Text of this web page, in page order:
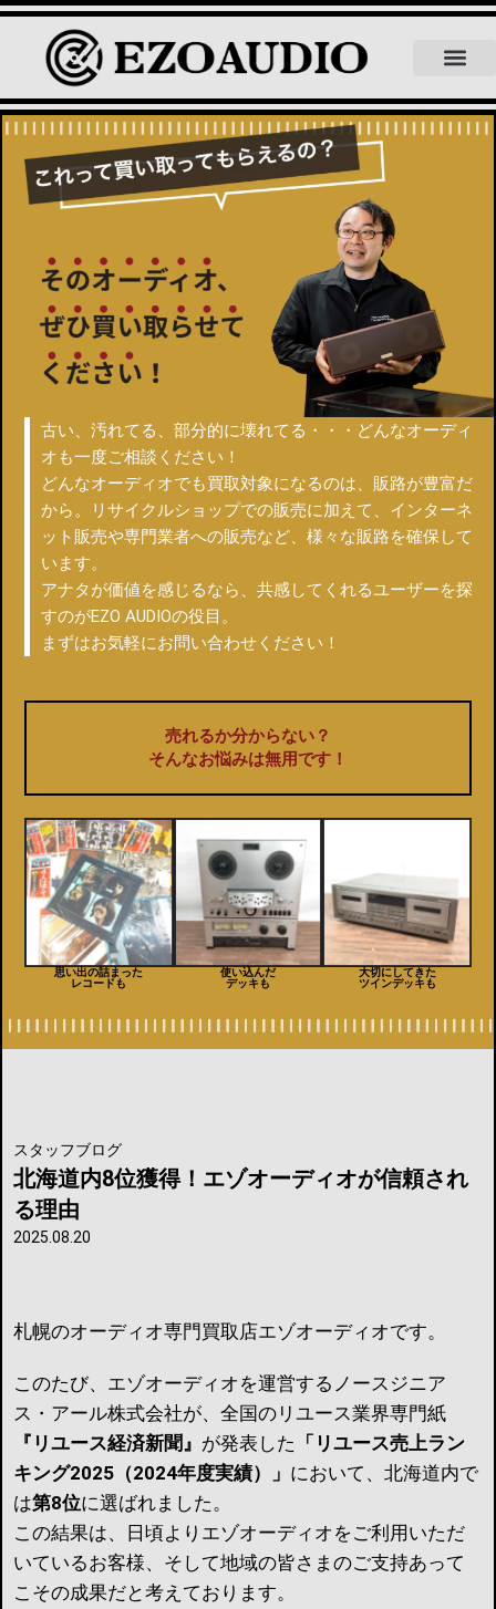
北海道内8位獲得！エゾオーディオ
古い、汚れてる、部分的に壊れてる・・・ どんなオーディ
オも一度ご相談ください！
どんなオーディオでも買取対象になるのは、販路が豊富だ
から。リサイクルショップでの販売に加えて、インターネ
ット販売や専門業者への販売など、様々な販路を確保して
います。
アナタが価値を感じるなら、共感してくれるユーザーを探
すのがEZO AUDIOの役目。
まずはお気軽にお問い合わせください！
売れるか分からない？
そんなお悩みは無用です！
思い出の詰まった
レコードも
使い込んだ
デッキも
大切にしてきた
ツインデッキも
スタッフブログ
北海道内8位獲得！エゾオーディオが信頼され
る理由
2025.08.20
札幌のオーディオ専門買取店エゾオーディオです。
このたび、エゾオーディオを運営するノースジニア
ス・アール株式会社が、全国のリユース業界専門紙
『リユース経済新聞』 が発表した 「リユース売上ラン
キング2025（2024年度実績）」 において、北海道内で
は第8位に選ばれました。
この結果は、日頃よりエゾオーディオをご利用いただ
いているお客様、そして地域の皆さまのご支持あって
こその成果だと考えております。